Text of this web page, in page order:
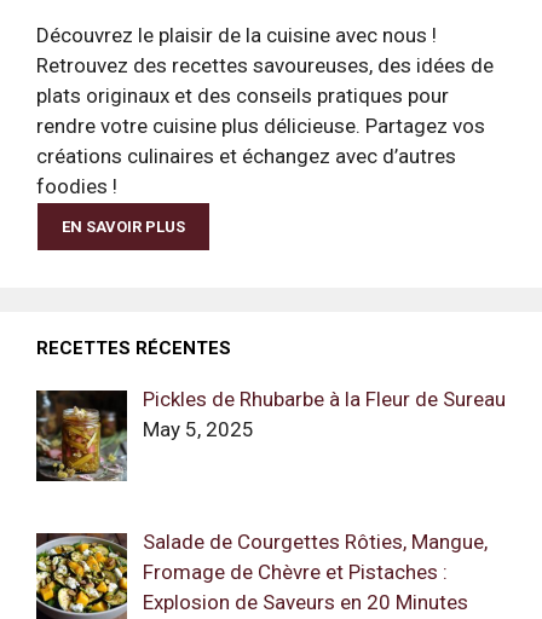
Découvrez le plaisir de la cuisine avec nous !
Retrouvez des recettes savoureuses, des idées de
plats originaux et des conseils pratiques pour
rendre votre cuisine plus délicieuse. Partagez vos
créations culinaires et échangez avec d’autres
foodies !
EN SAVOIR PLUS
RECETTES RÉCENTES
Pickles de Rhubarbe à la Fleur de Sureau
May 5, 2025
Salade de Courgettes Rôties, Mangue,
Fromage de Chèvre et Pistaches :
Explosion de Saveurs en 20 Minutes